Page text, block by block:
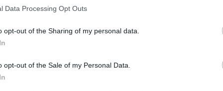
Data Processing Opt Outs
opt-out of the Sharing of my personal data.
opt-out of the Sale of my Personal Data.
σπάει και ο Γιάννης εκσφενδονίζεται».